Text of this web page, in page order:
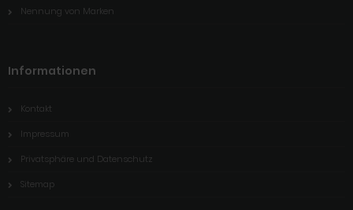
Nennung von Marken
Informationen
Kontakt
Impressum
Privatsphäre und Datenschutz
Sitemap